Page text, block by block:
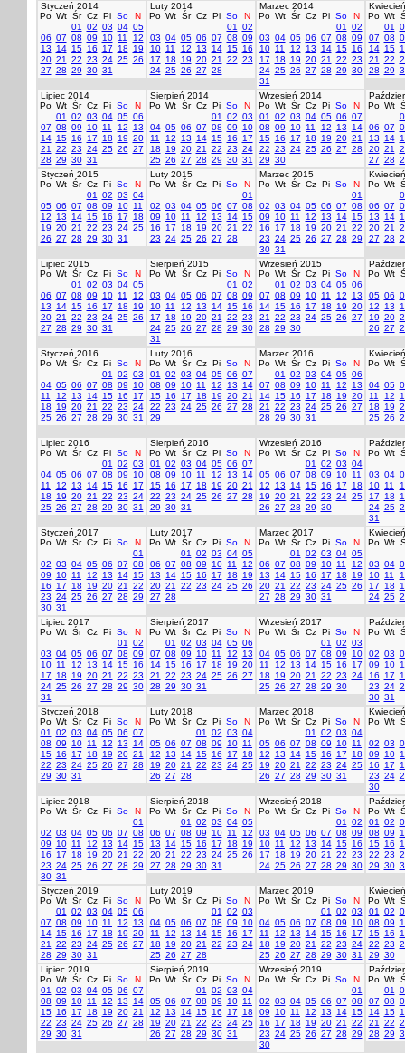
Styczeń 2014
Po Wt Śr Cz Pi So
N
01
02 03 04 05
06 07 08 09 10 11
12
13
14 15 16 17 18
19
20 21 22 23 24 25 26
27 28 29 30 31
Luty 2014
Po Wt Śr Cz Pi So
N
01
02
03 04 05 06 07 08 09
10 11 12 13 14 15 16
17
18 19 20 21 22 23
24 25 26 27 28
Marzec 2014
Po Wt Śr Cz Pi So
N
01
02
03 04 05 06 07 08 09
10 11 12 13 14 15 16
17
18 19 20 21 22 23
24 25 26 27 28 29 30
31
Po Wt
01
07 08
14 15
21
22
28 29
Lipiec 2014
Po Wt Śr Cz Pi So
N
01
02 03 04 05 06
07 08 09 10 11 12
13
14 15 16 17 18 19 20
21
22 23 24 25 26 27
28 29 30 31
Sierpień 2014
Po Wt Śr Cz Pi So
N
01
02 03
04 05 06 07 08 09
10
11
12 13 14 15 16
17
18
19 20 21 22 23 24
25 26 27 28 29 30 31
Wrzesień 2014
Po Wt Śr Cz Pi So
N
01
02 03 04 05 06 07
08 09 10 11 12 13
14
15 16 17 18 19 20 21
22 23 24 25 26 27 28
29 30
Po Wt
06 07
13
14
20 21
27 28
Styczeń 2015
Po Wt Śr Cz Pi So
N
01
02 03 04
05 06 07 08 09 10 11
12
13 14 15 16 17
18
19 20 21 22 23 24 25
26 27 28 29 30 31
Luty 2015
Po Wt Śr Cz Pi So
N
01
02 03 04 05 06 07 08
09
10 11 12 13 14 15
16
17 18 19 20 21
22
23 24 25 26 27 28
Marzec 2015
Po Wt Śr Cz Pi So
N
01
02 03 04 05 06 07 08
09
10 11 12 13 14 15
16
17 18 19 20 21
22
23 24 25 26 27 28 29
30 31
Po Wt
06 07
13
14
20 21
27 28
Lipiec 2015
Po Wt Śr Cz Pi So
N
01
02 03 04 05
06 07 08 09 10 11
12
13
14 15 16 17 18
19
20 21 22 23 24 25 26
27 28 29 30 31
Sierpień 2015
Po Wt Śr Cz Pi So
N
01
02
03 04 05 06 07 08 09
10 11 12 13 14 15 16
17
18 19 20 21 22 23
24 25 26 27 28 29 30
31
Wrzesień 2015
Po Wt Śr Cz Pi So
N
01
02 03 04 05 06
07 08 09 10 11 12
13
14 15 16 17 18 19 20
21
22 23 24 25 26 27
28 29 30
Po Wt
05 06
12
13
19 20
26 27
Styczeń 2016
Po Wt Śr Cz Pi So
N
01
02 03
04 05 06 07 08 09
10
11
12 13 14 15 16
17
18
19 20 21 22 23 24
25 26 27 28 29 30 31
Luty 2016
Po Wt Śr Cz Pi So
N
01
02 03 04 05 06 07
08 09 10 11 12 13
14
15 16 17 18 19 20 21
22 23 24 25 26 27 28
29
Marzec 2016
Po Wt Śr Cz Pi So
N
01
02 03 04 05 06
07 08 09 10 11 12
13
14 15 16 17 18 19 20
21
22 23 24 25 26 27
28 29 30 31
Po Wt
04 05
11
12
18
19
25 26
Lipiec 2016
Po Wt Śr Cz Pi So
N
01
02 03
04 05 06 07 08 09
10
11
12 13 14 15 16
17
18
19 20 21 22 23 24
25 26 27 28 29 30 31
Sierpień 2016
Po Wt Śr Cz Pi So
N
01
02 03 04 05 06 07
08 09 10 11 12 13
14
15 16 17 18 19 20 21
22 23 24 25 26 27 28
29 30 31
Wrzesień 2016
Po Wt Śr Cz Pi So
N
01
02 03 04
05 06 07 08 09 10 11
12
13 14 15 16 17
18
19 20 21 22 23 24 25
26 27 28 29 30
Po Wt
03 04
10 11
17
18
24 25
31
Styczeń 2017
Po Wt Śr Cz Pi So
N
01
02 03 04 05 06 07 08
09
10 11 12 13 14 15
16
17 18 19 20 21
22
23 24 25 26 27 28 29
30 31
Luty 2017
Po Wt Śr Cz Pi So
N
01
02 03 04 05
06 07 08 09 10 11
12
13
14 15 16 17 18
19
20 21 22 23 24 25 26
27 28
Marzec 2017
Po Wt Śr Cz Pi So
N
01
02 03 04 05
06 07 08 09 10 11
12
13
14 15 16 17 18
19
20 21 22 23 24 25 26
27 28 29 30 31
Po Wt
03 04
10 11
17
18
24 25
Lipiec 2017
Po Wt Śr Cz Pi So
N
01
02
03 04 05 06 07 08 09
10 11 12 13 14 15 16
17
18 19 20 21 22 23
24 25 26 27 28 29 30
31
Sierpień 2017
Po Wt Śr Cz Pi So
N
01
02 03 04 05 06
07 08 09 10 11 12
13
14 15 16 17 18 19 20
21
22 23 24 25 26 27
28 29 30 31
Wrzesień 2017
Po Wt Śr Cz Pi So
N
01
02 03
04 05 06 07 08 09
10
11
12 13 14 15 16
17
18
19 20 21 22 23 24
25 26 27 28 29 30
Po Wt
02 03
09
10
16
17
23 24
30 31
Styczeń 2018
Po Wt Śr Cz Pi So
N
01
02 03 04 05 06 07
08 09 10 11 12 13
14
15 16 17 18 19 20 21
22 23 24 25 26 27 28
29 30 31
Luty 2018
Po Wt Śr Cz Pi So
N
01
02 03 04
05 06 07 08 09 10 11
12
13 14 15 16 17
18
19 20 21 22 23 24 25
26 27 28
Marzec 2018
Po Wt Śr Cz Pi So
N
01
02 03 04
05 06 07 08 09 10 11
12
13 14 15 16 17
18
19 20 21 22 23 24 25
26 27 28 29 30 31
Po Wt
02 03
09
10
16
17
23 24
30
Lipiec 2018
Po Wt Śr Cz Pi So
N
01
02 03 04 05 06 07 08
09
10 11 12 13 14 15
16
17 18 19 20 21
22
23 24 25 26 27 28 29
30 31
Sierpień 2018
Po Wt Śr Cz Pi So
N
01
02 03 04 05
06 07 08 09 10 11
12
13
14 15 16 17 18
19
20 21 22 23 24 25 26
27 28 29 30 31
Wrzesień 2018
Po Wt Śr Cz Pi So
N
01
02
03 04 05 06 07 08 09
10 11 12 13 14 15 16
17
18 19 20 21 22 23
24 25 26 27 28 29 30
Po Wt
01
02
08 09
15 16
22 23
29 30
Styczeń 2019
Po Wt Śr Cz Pi So
N
01
02 03 04 05 06
07 08 09 10 11 12
13
14 15 16 17 18 19 20
21
22 23 24 25 26 27
28 29 30 31
Luty 2019
Po Wt Śr Cz Pi So
N
01
02 03
04 05 06 07 08 09
10
11
12 13 14 15 16
17
18
19 20 21 22 23 24
25 26 27 28
Marzec 2019
Po Wt Śr Cz Pi So
N
01
02 03
04 05 06 07 08 09
10
11
12 13 14 15 16
17
18
19 20 21 22 23 24
25 26 27 28 29 30 31
Po Wt
01
02
08 09
15 16
22 23
29 30
Lipiec 2019
Po Wt Śr Cz Pi So
N
01
02 03 04 05 06 07
08 09 10 11 12 13
14
15 16 17 18 19 20 21
22 23 24 25 26 27 28
29 30 31
Sierpień 2019
Po Wt Śr Cz Pi So
N
01
02 03 04
05 06 07 08 09 10 11
12
13 14 15 16 17
18
19 20 21 22 23 24 25
26 27 28 29 30 31
Wrzesień 2019
Po Wt Śr Cz Pi So
N
01
02 03 04 05 06 07 08
09
10 11 12 13 14 15
16
17 18 19 20 21
22
23 24 25 26 27 28 29
30
Po Wt
01
07 08
14 15
21
22
28 29